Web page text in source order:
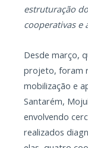
estruturação
cooperativas e
Desde março,
projeto, foram
mobilização e
Santarém,
envolvendo
realizados